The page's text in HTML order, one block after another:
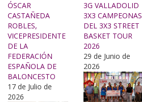
ÓSCAR
CASTAÑEDA
ROBLES,
VICEPRESIDENTE
DE LA
FEDERACIÓN
ESPAÑOLA DE
BALONCESTO
17 de Julio de
2026
3G VALLADOLID
3X3 CAMPEONAS
DEL 3X3 STREET
BASKET TOUR
2026
29 de Junio de
2026